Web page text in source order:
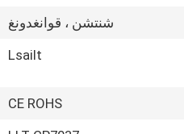
شنتشن ، قوانغدونغ
Lsailt
CE ROHS